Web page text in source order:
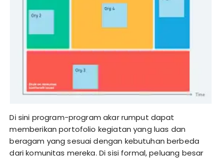
Di sini program-program akar rumput dapat
memberikan portofolio kegiatan yang luas dan
beragam yang sesuai dengan kebutuhan berbeda
dari komunitas mereka. Di sisi formal, peluang besar